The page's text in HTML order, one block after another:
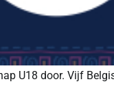
U18 door. Vijf